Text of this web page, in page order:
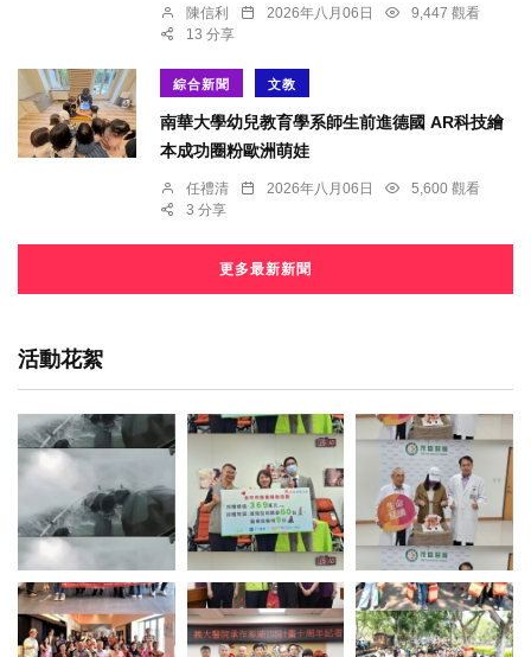
陳信利 2026年八月06日
9,447 觀看
13 分享
綜合新聞 文教
南華大學幼兒教育學系師生前進德國 AR科技繪
本成功圈粉歐洲萌娃
任禮清 2026年八月06日
5,600 觀看
3 分享
更多最新新聞
活動花絮